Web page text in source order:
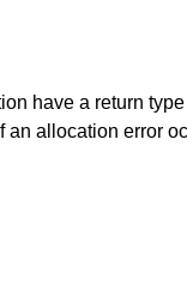
have a return
an allocation error